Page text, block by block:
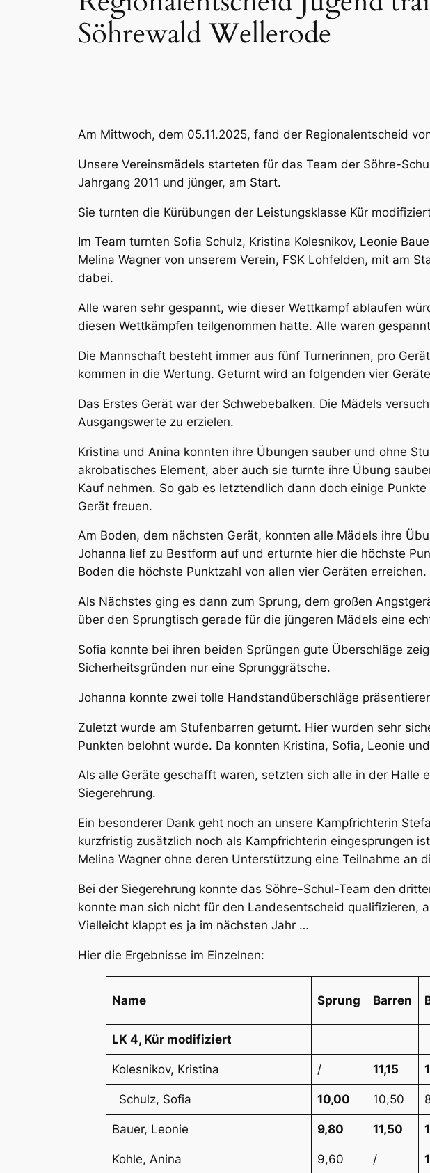
Söhrewald Wellerode
Am Mittwoch, dem 05.11.2025, fand der Regionalentscheid
Unsere Vereinsmädels starteten für das Team der Söhre-
Jahrgang 2011 und jünger, am Start.
Sie turnten die Kürübungen der Leistungsklasse Kür
Im Team turnten Sofia Schulz, Kristina Kolesnikov, Leonie
Melina Wagner von unserem Verein, FSK Lohfelden, mit am
dabei.
Alle waren sehr gespannt, wie dieser Wettkampf ablaufen
diesen Wettkämpfen teilgenommen hatte. Alle waren
Die Mannschaft besteht immer aus fünf Turnerinnen, pro
kommen in die Wertung. Geturnt wird an folgenden vier
Das Erstes Gerät war der Schwebebalken. Die Mädels
Ausgangswerte zu erzielen.
Kristina und Anina konnten ihre Übungen sauber und ohne
akrobatisches Element, aber auch sie turnte ihre Übung
Kauf nehmen. So gab es letztendlich dann doch einige
Gerät freuen.
Am Boden, dem nächsten Gerät, konnten alle Mädels ihre
Johanna lief zu Bestform auf und erturnte hier die höchste
Boden die höchste Punktzahl von allen vier Geräten erreichen.
Als Nächstes ging es dann zum Sprung, dem großen
über den Sprungtisch gerade für die jüngeren Mädels eine
Sofia konnte bei ihren beiden Sprüngen gute Überschläge
Sicherheitsgründen nur eine Sprunggrätsche.
Johanna konnte zwei tolle Handstandüberschläge
Zuletzt wurde am Stufenbarren geturnt. Hier wurden sehr
Punkten belohnt wurde. Da konnten Kristina, Sofia, Leonie
Als alle Geräte geschafft waren, setzten sich alle in der Halle
Siegerehrung.
Ein besonderer Dank geht noch an unsere Kampfrichterin
kurzfristig zusätzlich noch als Kampfrichterin eingesprungen
Melina Wagner ohne deren Unterstützung eine Teilnahme an
Bei der Siegerehrung konnte das Söhre-Schul-Team den
konnte man sich nicht für den Landesentscheid qualifizieren,
Vielleicht klappt es ja im nächsten Jahr …
Hier die Ergebnisse im Einzelnen:
Name Sprung Barren
LK 4, Kür modifiziert
Kolesnikov, Kristina / 11,15
Schulz, Sofia 10,00 10,50
Bauer, Leonie 9,80 11,50
Kohle, Anina 9,60 /